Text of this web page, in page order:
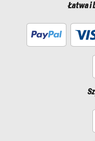
Łatwa i